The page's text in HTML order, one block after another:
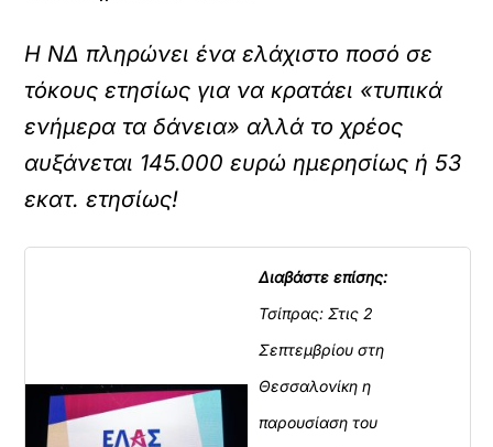
Η ΝΔ πληρώνει ένα ελάχιστο ποσό σε
τόκους ετησίως για να κρατάει «τυπικά
ενήμερα τα δάνεια» αλλά το χρέος
αυξάνεται 145.000 ευρώ ημερησίως ή 53
εκατ. ετησίως!
Διαβάστε επίσης:
Τσίπρας: Στις 2
Σεπτεμβρίου στη
Θεσσαλονίκη η
παρουσίαση του